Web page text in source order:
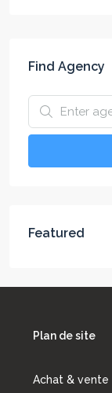
Find Agency
Featured
Plan de site
Achat & vente